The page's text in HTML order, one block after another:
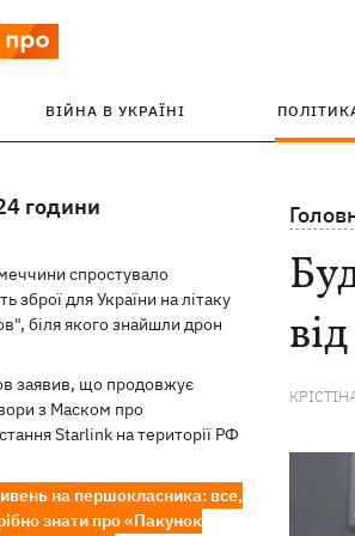
ВІЙНА В УКРАЇНІ
години
спростувало
зброї для України на літаку
біля якого знайшли дрон
заявив, що продовжує
з Маском про
Starlink на території РФ
на першокласника: все,
знати про «Пакунок